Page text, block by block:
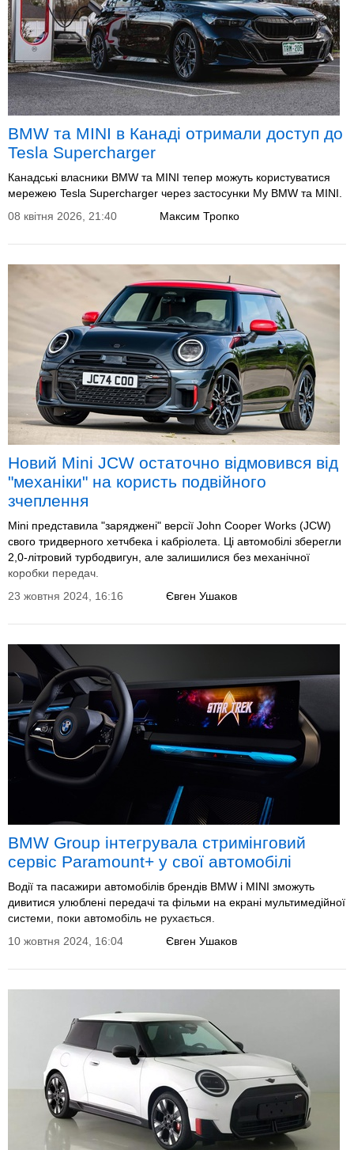
BMW та MINI в Канаді отримали доступ до
Tesla Supercharger
Канадські власники BMW та MINI тепер можуть користуватися
мережею Tesla Supercharger через застосунки My BMW та MINI.
Максим Тропко
08 квітня 2026, 21:40
Новий Mini JCW остаточно відмовився від
"механіки" на користь подвійного
зчеплення
Mini представила "заряджені" версії John Cooper Works (JCW)
свого тридверного хетчбека і кабріолета. Ці автомобілі зберегли
2,0-літровий турбодвигун, але залишилися без механічної
коробки передач.
Євген Ушаков
23 жовтня 2024, 16:16
BMW Group інтегрувала стримінговий
сервіс Paramount+ у свої автомобілі
Водії та пасажири автомобілів брендів BMW і MINI зможуть
дивитися улюблені передачі та фільми на екрані мультимедійної
системи, поки автомобіль не рухається.
Євген Ушаков
10 жовтня 2024, 16:04